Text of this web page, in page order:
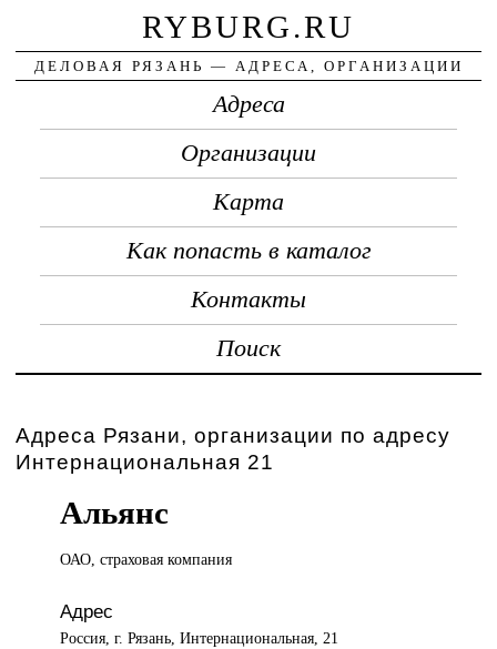
RYBURG.RU
ДЕЛОВАЯ РЯЗАНЬ — АДРЕСА, ОРГАНИЗАЦИИ
Адреса
Организации
Карта
Как попасть в каталог
Контакты
Поиск
Адреса Рязани, организации по адресу
Интернациональная 21
Альянс
ОАО, страховаякомпания
Адрес
Россия, г. Рязань, Интернациональная, 21